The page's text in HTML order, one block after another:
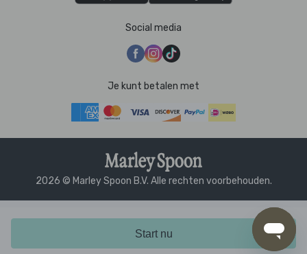
Start nu
Social media
Je kunt betalen met
2026 © Marley Spoon B.V. Alle rechten voorbehouden.